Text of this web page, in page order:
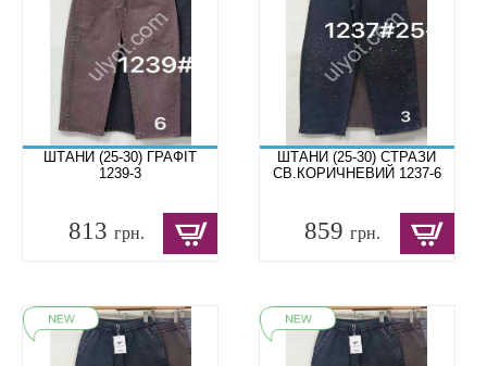
ШТАНИ (25-30) ГРАФІТ
1239-3
813 грн.
ШТАНИ (25-30) СТРАЗИ
СВ.КОРИЧНЕВИЙ 1237-6
859грн.